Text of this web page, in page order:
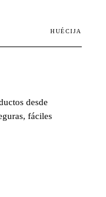
HUÉCIJA
desde
fáciles